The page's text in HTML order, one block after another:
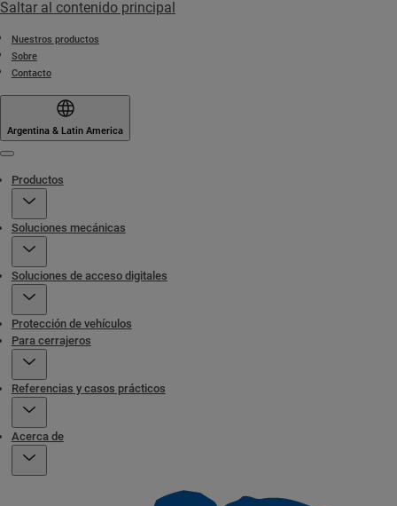
Saltar al contenido principal
Nuestros productos
Sobre
Contacto
Argentina & Latin America
Productos
Soluciones mecánicas
Soluciones de acceso digitales
Protección de vehículos
Para cerrajeros
Referencias y casos prácticos
Acerca de